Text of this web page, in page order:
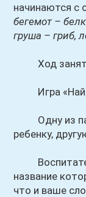
начинаются с
бегемот –
груша – гриб,
Ход
Игра
Одну из
ребенку,
название
что и ваше